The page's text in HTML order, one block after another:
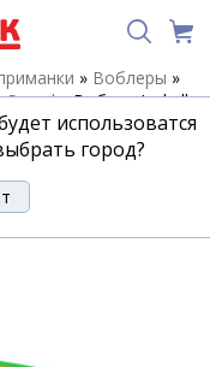
» Воблеры »
Squad»Воблер Jackall
128 SP
использоватся
город?